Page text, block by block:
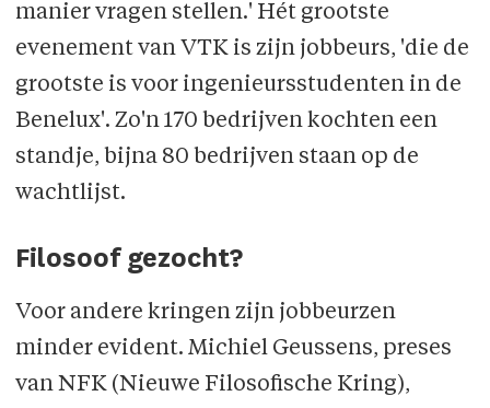
manier vragen stellen.' Hét grootste
evenement van VTK is zijn jobbeurs, 'die de
grootste is voor ingenieursstudenten in de
Benelux'. Zo'n 170 bedrijven kochten een
standje, bijna 80 bedrijven staan op de
wachtlijst.
Filosoof gezocht?
Voor andere kringen zijn jobbeurzen
minder evident. Michiel Geussens, preses
van NFK (Nieuwe Filosofische Kring),